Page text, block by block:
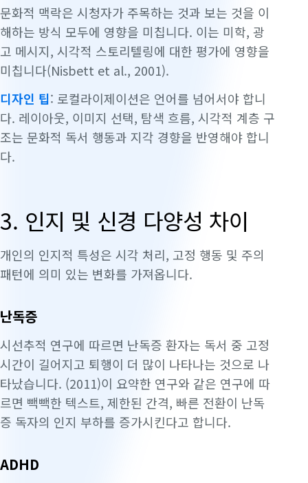
문화적 맥락은 시청자가 주목하는 것과 보는 것을 이
해하는 방식 모두에 영향을 미칩니다. 이는 미학, 광
고 메시지, 시각적 스토리텔링에 대한 평가에 영향을
미칩니다(Nisbett et al., 2001).
디자인 팁: 로컬라이제이션은 언어를 넘어서야 합니
다. 레이아웃, 이미지 선택, 탐색 흐름, 시각적 계층 구
조는 문화적 독서 행동과 지각 경향을 반영해야 합니
다.
3. 인지 및 신경 다양성 차이
개인의 인지적 특성은 시각 처리, 고정 행동 및 주의
패턴에 의미 있는 변화를 가져옵니다.
난독증
시선추적 연구에 따르면 난독증 환자는 독서 중 고정
시간이 길어지고 퇴행이 더 많이 나타나는 것으로 나
타났습니다. (2011)이 요약한 연구와 같은 연구에 따
르면 빽빽한 텍스트, 제한된 간격, 빠른 전환이 난독
증 독자의 인지 부하를 증가시킨다고 합니다.
ADHD